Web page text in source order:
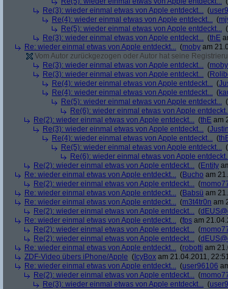
Re(3): wieder einmal etwas von Apple entdeckt... (
Re(4): wieder einmal etwas von Apple entdeckt... (
Re(5): wieder einmal etwas von Apple entdeckt... (
Re(3): wieder einmal etwas von Apple entdeckt... (thE
Re: wieder einmal etwas von Apple entdeckt... (moby am
Vom Autor zurückgezogen oder Autor hat seine
Re(3): wieder einmal etwas von Apple entdeckt... (moby
Re(3): wieder einmal etwas von Apple entdeckt... (
Re(4): wieder einmal etwas von Apple entdeckt... (
Re(4): wieder einmal etwas von Apple entdeckt... (
Re(5): wieder einmal etwas von Apple entdeckt... (
Re(6): wieder einmal etwas von Apple
Re(2): wieder einmal etwas von Apple entdeckt... (thE am
Re(3): wieder einmal etwas von Apple entdeckt... (
Re(4): wieder einmal etwas von Apple entdeckt... (
Re(5): wieder einmal etwas von Apple entdeckt... (
Re(6): wieder einmal etwas von Apple
Re(2): wieder einmal etwas von Apple entdeckt... (Entity
Re: wieder einmal etwas von Apple entdeckt... (Bucho am
Re(2): wieder einmal etwas von Apple entdeckt... (
Re: wieder einmal etwas von Apple entdeckt... (Babsü am
Re: wieder einmal etwas von Apple entdeckt... (m3t4tr0n am
Re(2): wieder einmal etwas von Apple entdeckt... (
Re: wieder einmal etwas von Apple entdeckt... (fps am
Re(2): wieder einmal etwas von Apple entdeckt... (
Re(2): wieder einmal etwas von Apple entdeckt... (
Re: wieder einmal etwas von Apple entdeckt... (robotti am
ZDF-Video übers iPhone/Apple ( IcyBox am 21.04.2011,
Re: wieder einmal etwas von Apple entdeckt... (user96106
Re(2): wieder einmal etwas von Apple entdeckt... (
Re(3): wieder einmal etwas von Apple entdeckt... (